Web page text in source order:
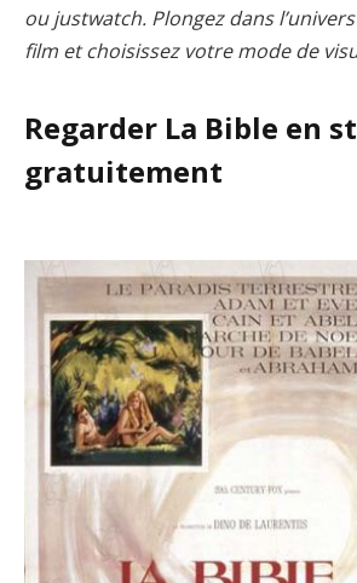
ou justwatch. Plongez dans
film et choisissez votre mode de
Regarder La Bible en
gratuitement